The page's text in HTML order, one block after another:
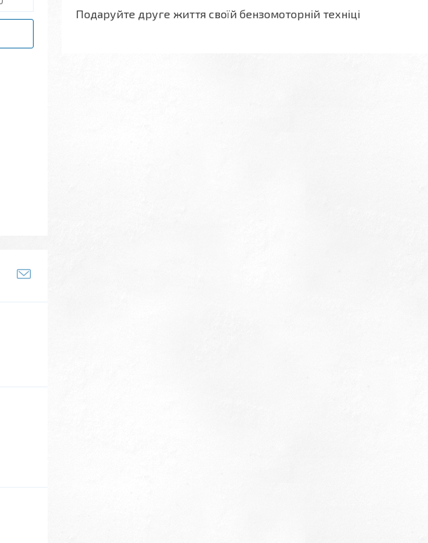
Подаруйте друге життя своїй бензомоторній техніці